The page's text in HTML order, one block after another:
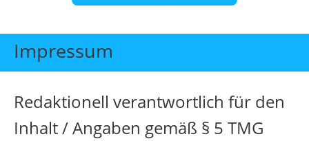
Start
Themen
Individuelle Schulungen
Offene Seminare
Impressum
Redaktionell verantwortlich für den
Inhalt / Angaben gemäß § 5 TMG